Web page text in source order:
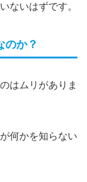
ないはずです。
のか？
はムリがありま
何かを知らない